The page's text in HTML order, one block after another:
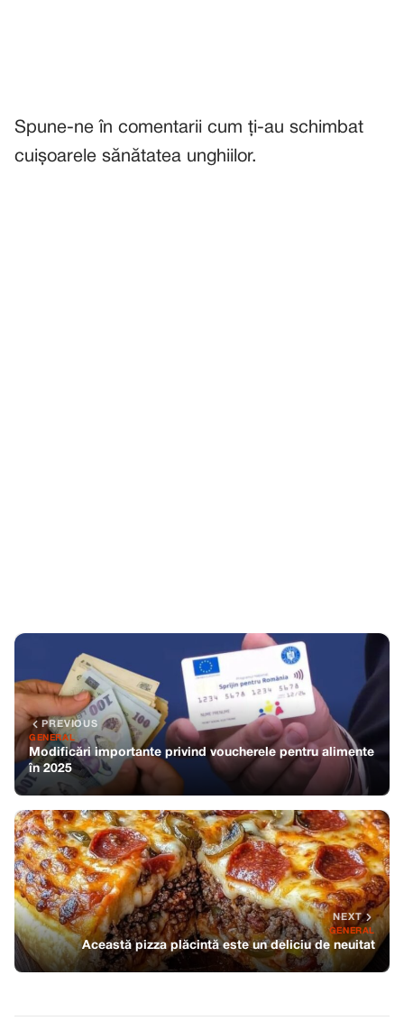
Spune-ne în comentarii cum ți-au schimbat
cuișoarele sănătatea unghiilor.
PREVIOUS
GENERAL
Modificări importante privind voucherele pentru alimente
în 2025
NEXT
GENERAL
Această pizza plăcintă este un deliciu de neuitat